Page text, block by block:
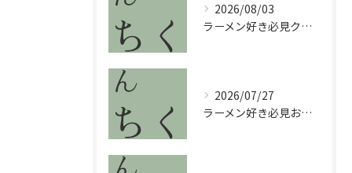
2026/08/03
ラーメン好き必見クリスピーの新体験が福岡県で味わえる理由と注目ポイントを解説
2026/07/27
ラーメン好き必見おすすめの味と選び方を徹底解説